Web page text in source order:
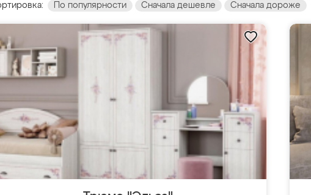
По популярности Сначала дешевле Сначала дороже